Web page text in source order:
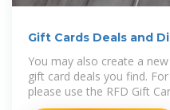
Gift Cards Deals and
You may also create a
gift card deals you find.
please use the RFD Gift